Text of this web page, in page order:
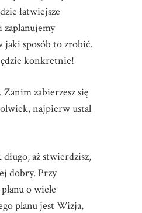
łatwiejsze
zaplanujemy
jaki sposób to zrobić.
konkretnie!
zabierzesz się
najpierw ustal
aż stwierdzisz,
dobry. Przy
o wiele
planu jest Wizja,